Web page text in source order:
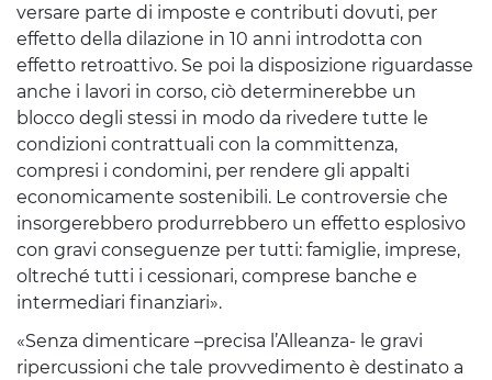
versare parte di imposte e contributi dovuti, per
effetto della dilazione in 10 anni introdotta con
effetto retroattivo. Se poi la disposizione riguardasse
anche i lavori in corso, ciò determinerebbe un
blocco degli stessi in modo da rivedere tutte le
condizioni contrattuali con la committenza,
compresi i condomini, per rendere gli appalti
economicamente sostenibili. Le controversie che
insorgerebbero produrrebbero un effetto esplosivo
con gravi conseguenze per tutti: famiglie, imprese,
oltreché tutti i cessionari, comprese banche e
intermediari finanziari».
«Senza dimenticare –precisa l’Alleanza- le gravi
ripercussioni che tale provvedimento è destinato a